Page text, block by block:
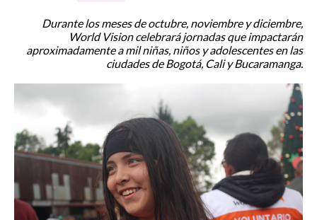
Durante los meses de octubre, noviembre y diciembre,
World Vision celebrará jornadas que impactarán
aproximadamente a mil niñas, niños y adolescentes en las
ciudades de Bogotá, Cali y Bucaramanga.